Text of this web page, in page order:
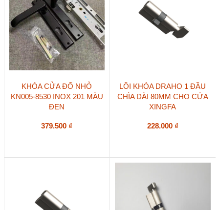
KHÓA CỬA ĐỐ NHỎ
KN005-8530 INOX 201 MÀU
ĐEN
379.500 ₫
Sản
phẩm
này
chọn
LÕI KHÓA DRAHO 1 ĐẦU
CHÌA DÀI 80MM CHO CỬA
XINGFA
228.000 ₫